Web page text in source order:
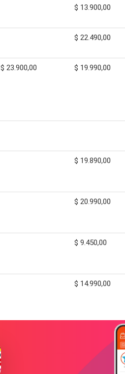
$ 13.900,00
$ 22.490,00
$ 23.900,00 $ 19.990,00
$ 19.890,00
$ 20.990,00
$ 9.450,00
$ 14.990,00